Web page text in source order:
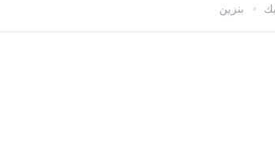
بنزين